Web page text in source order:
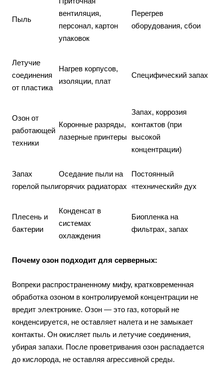
Пыль
вентиляция,
персонал, картон
упаковок
Перегрев
оборудования, сбои
Летучие
соединения
от пластика
Нагрев корпусов,
изоляции, плат
Специфический запах
Озон от
работающей
техники
Коронные разряды,
лазерные принтеры
Запах, коррозия
контактов (при
высокой
концентрации)
Запах
горелой пыли
Оседание пыли на
горячих радиаторах
Постоянный
«технический» дух
Плесень и
бактерии
Конденсат в
системах
охлаждения
Биопленка на
фильтрах, запах
Почему озон подходит для серверных:
Вопреки распространенному мифу, кратковременная
обработка озоном в контролируемой концентрации не
вредит электронике. Озон — это газ, который не
конденсируется, не оставляет налета и не замыкает
контакты. Он окисляет пыль и летучие соединения,
убирая запахи. После проветривания озон распадается
до кислорода, не оставляя агрессивной среды.